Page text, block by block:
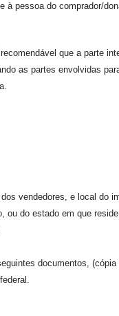
pessoa do comprador/
que a parte
as partes envolvidas
vendedores, e local do
, ou do estado em que
documentos,